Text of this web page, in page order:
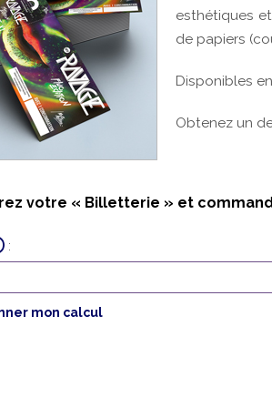
votre « Billetterie » et
mon calcul